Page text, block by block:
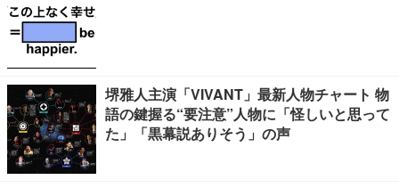
堺雅人主演「VIVANT」最新人物チャート 物
語の鍵握る“要注意”人物に「怪しいと思って
た」「黒幕説ありそう」の声